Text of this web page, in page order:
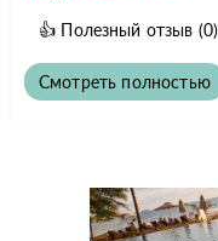
👍 Полезный отзыв (0)
Смотреть полностью